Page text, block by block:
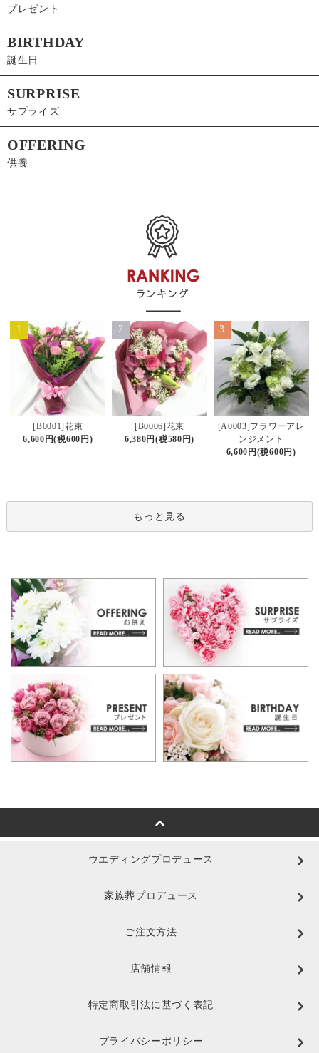
プレゼント
BIRTHDAY
誕生日
SURPRISE
サプライズ
OFFERING
供養
1
[B0001]花束
6,600円(税600円)
2
[B0006]花束
6,380円(税580円)
3
[A0003]フラワーアレ
ンジメント
6,600円(税600円)
もっと見る
ウエディングプロデュース
家族葬プロデュース
ご注文方法
店舗情報
特定商取引法に基づく表記
プライバシーポリシー